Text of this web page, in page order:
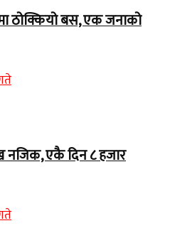
ठोक्कियो बस, एक जनाको
नजिक, एकै दिन ८ हजार